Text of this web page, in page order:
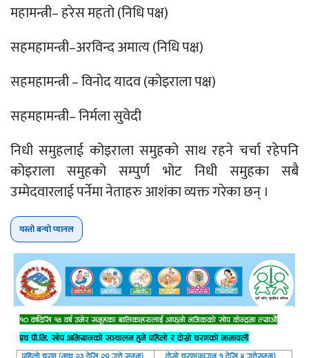
महामन्त्री– हरेस महतो (निधि पक्ष)
सहमहामन्त्री–अरविन्द अमात्य (निधि पक्ष)
सहमहामन्त्री – विनोद यादव (कोइराला पक्ष)
सहमहामन्त्री– निर्मला सुवेदी
निधी समुहलाई कोइराला समुहको साथ रहने चर्चा रहेपनि
कोइराला समुहको सम्पुर्ण भोट निधी समुहका सबै
उम्मेदवारलाई पर्नेमा नेताहरु आशंका व्यक्त गरेका छन् ।
यस्तो बन्यो प्यानल